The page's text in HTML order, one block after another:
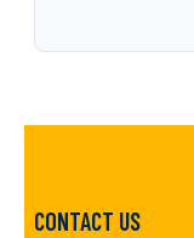
CONTACT US